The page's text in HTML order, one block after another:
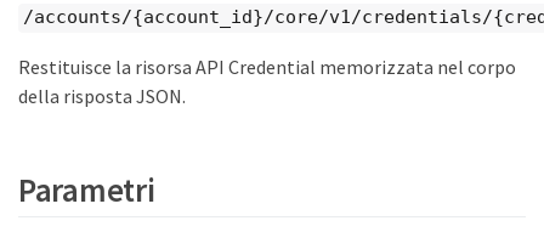
/accounts/{account_id}/core/v1/credentials/
Restituisce la risorsa API Credential memorizzata nel corpo
della risposta JSON.
Parametri